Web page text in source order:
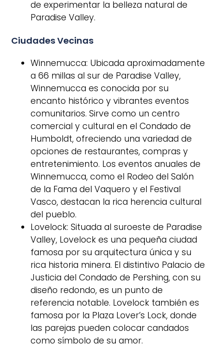
de experimentar la belleza natural de
Paradise Valley.
Ciudades Vecinas
Winnemucca: Ubicada aproximadamente
a 66 millas al sur de Paradise Valley,
Winnemucca es conocida por su
encanto histórico y vibrantes eventos
comunitarios. Sirve como un centro
comercial y cultural en el Condado de
Humboldt, ofreciendo una variedad de
opciones de restaurantes, compras y
entretenimiento. Los eventos anuales de
Winnemucca, como el Rodeo del Salón
de la Fama del Vaquero y el Festival
Vasco, destacan la rica herencia cultural
del pueblo.
Lovelock: Situada al suroeste de Paradise
Valley, Lovelock es una pequeña ciudad
famosa por su arquitectura única y su
rica historia minera. El distintivo Palacio de
Justicia del Condado de Pershing, con su
diseño redondo, es un punto de
referencia notable. Lovelock también es
famosa por la Plaza Lover’s Lock, donde
las parejas pueden colocar candados
como símbolo de su amor.